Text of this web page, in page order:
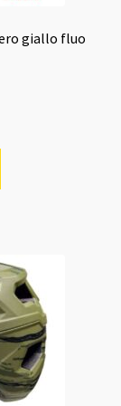
giallo fluo